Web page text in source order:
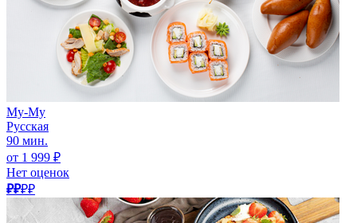
Му-Му
Русская
90 мин.
от 1 999 ₽
Нет оценок
₽₽₽₽